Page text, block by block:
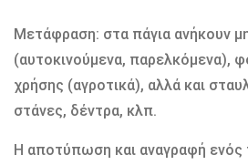
Μετάφραση: στα πάγια ανήκουν
(αυτοκινούµενα, παρελκόµενα),
χρήσης (αγροτικά), αλλά και
στάνες, δέντρα, κλπ.
Η αποτύπωση και αναγραφή ενός